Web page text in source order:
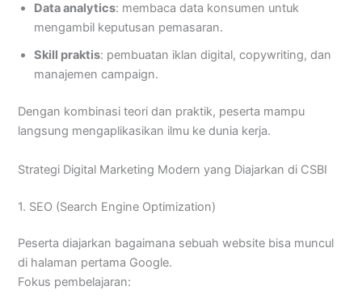
Data analytics: membaca data konsumen untuk
mengambil keputusan pemasaran.
Skill praktis: pembuatan iklan digital, copywriting, dan
manajemen campaign.
Dengan kombinasi teori dan praktik, peserta mampu
langsung mengaplikasikan ilmu ke dunia kerja.
Strategi Digital Marketing Modern yang Diajarkan di CSBI
1. SEO (Search Engine Optimization)
Peserta diajarkan bagaimana sebuah website bisa muncul
di halaman pertama Google.
Fokus pembelajaran: